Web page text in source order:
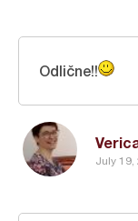
July 19,
Odlične!!